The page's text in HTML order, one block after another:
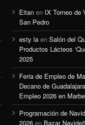
Eitan en IX Torneo de
San Pedro
esty la en Salón del
Productos Lácteos
2025
Feria de Empleo de
Decano de Guadalajara
Empleo 2026 en
Programación de
2026 en Bazar